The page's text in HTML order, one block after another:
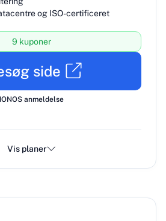
og ISO-certificeret
9 kuponer
side
IONOS anmeldelse
Vis planer